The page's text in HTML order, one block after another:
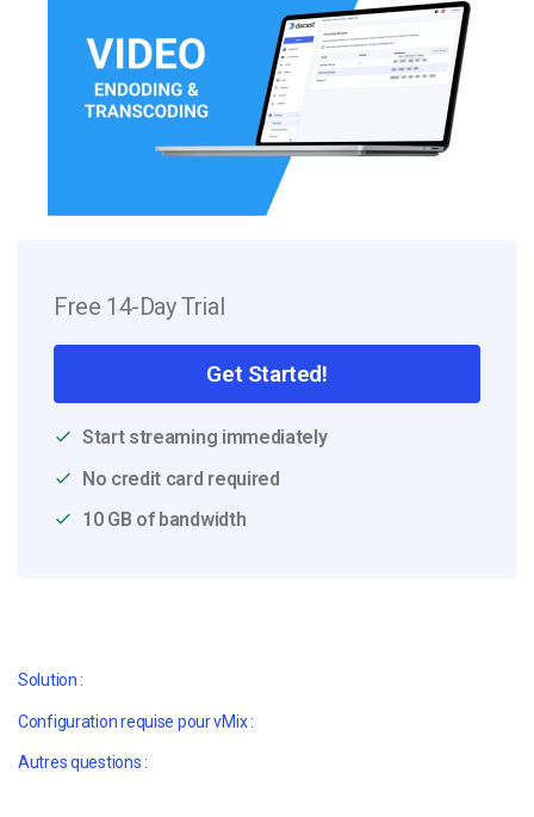
Free 14-Day Trial
Get Started!
Start streaming immediately
No credit card required
10 GB of bandwidth
Solution :
Configuration requise pour vMix :
Autres questions :